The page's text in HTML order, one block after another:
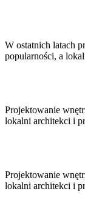
W ostatnich latach
popularności, a
Projektowanie
lokalni architekci i
Projektowanie
lokalni architekci i